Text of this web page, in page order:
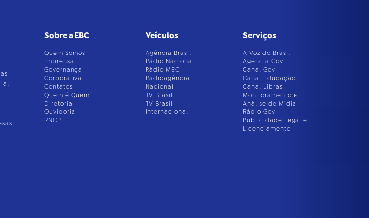
Sobre a EBC
Quem Somos
Imprensa
Governança
Corporativa
Contatos
Quem é Quem
Diretoria
Ouvidoria
RNCP
Veículos
Agência Brasil
Rádio Nacional
Rádio MEC
Radioagência
Nacional
TV Brasil
TV Brasil
Internacional
Serviços
A Voz do Brasil
Agência Gov
Canal Gov
Canal Educação
Canal Libras
Monitoramento e
Análise de Mídia
Rádio Gov
Publicidade Legal e
Licenciamento